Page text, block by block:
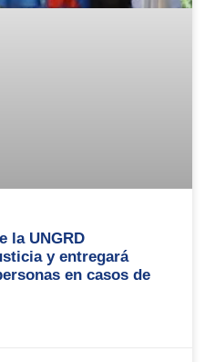
la UNGRD
y entregará
en casos de